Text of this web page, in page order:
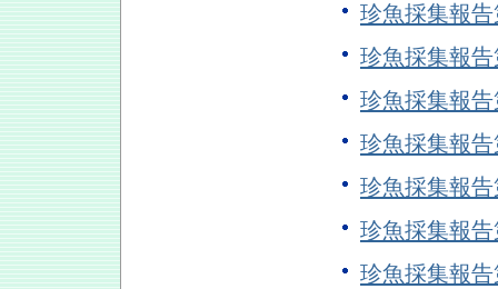
珍魚採集報
珍魚採集報
珍魚採集報
珍魚採集報
珍魚採集報
珍魚採集報
珍魚採集報